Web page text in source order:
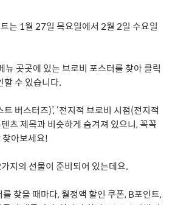
는 1월 27일 목요일에서 2월 2일 수요일
뉴 곳곳에 있는 브로비 포스터를 찾아 클릭
할 수 있습니다.
트 버스터즈)’, ‘전지적 브로비 시점(전지적
츠 제목과 비슷하게 숨겨져 있으니,꼭꼭
아보세요!
가지의 선물이 준비되어 있는데요.
찾을 때마다,월정액 할인 쿠폰, B포인트,